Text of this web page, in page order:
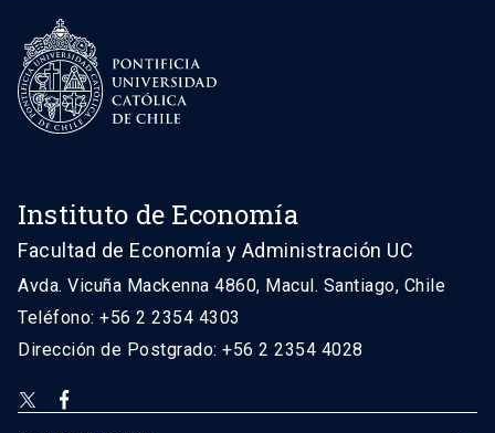
Instituto de Economía
Facultad de Economía y Administración UC
Avda. Vicuña Mackenna 4860, Macul. Santiago, Chile
Teléfono: +56 2 2354 4303
Dirección de Postgrado: +56 2 2354 4028